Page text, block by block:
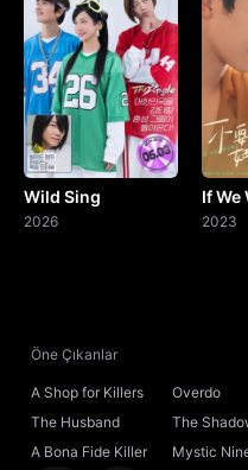
Wild Sing
2026
If We
2023
Öne Çıkanlar
A Shop for Killers Overdo
The Husband
The
Sovereign
A Bona Fide Killer Mystic